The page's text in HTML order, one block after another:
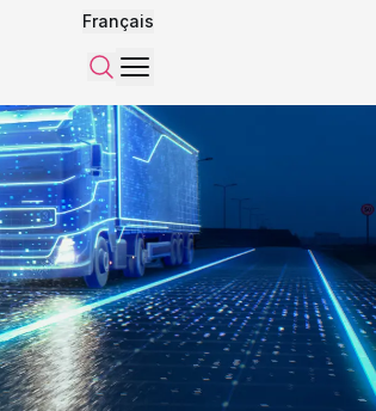
Français
Recherche
Menu